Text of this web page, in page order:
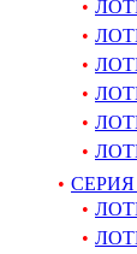
СЕРИЯ